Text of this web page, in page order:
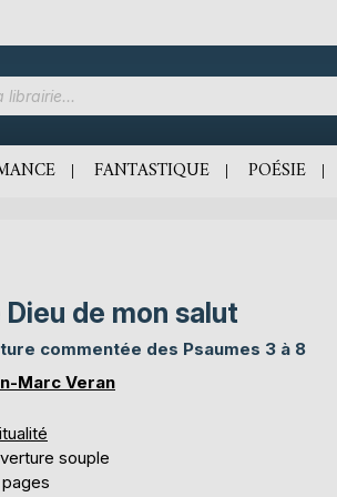
FANTASTIQUE POÉSIE
Dieu de mon salut
commentée des Psaumes 3 à 8
Marc Veran
souple